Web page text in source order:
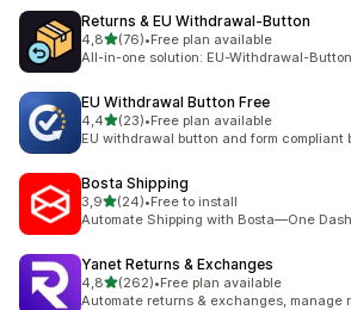
Returns & EU Withdrawal‑Button
4,8av 5 stjerner
(76)
Totalt 76 omtaler
•Free plan available
All-in-one solution: EU-Withdrawal-
EU Withdrawal Button Free
4,4av 5 stjerner
(23)
Totalt 23 omtaler
•Free plan available
EU withdrawal button and form compliant
Bosta Shipping
3,9av 5 stjerner
(24)
Totalt 24 omtaler
•Free to install
Automate Shipping with Bosta—One
Yanet Returns & Exchanges
4,8av 5 stjerner
(262)
Totalt 262 omtaler
•Free plan available
Automate returns & exchanges, manage